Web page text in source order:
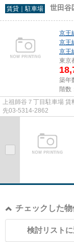
賃貸｜駐車場 世田谷
京王
京王
京王
東京
築年
階数
上祖師谷７丁目駐車場
先03-5314-2862
チェックした
検討リスト